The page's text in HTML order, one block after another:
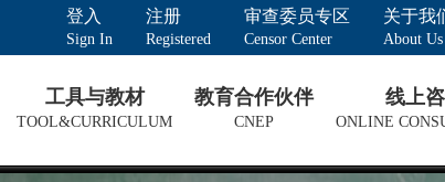
登入
Sign In
注册
Registered
审查委员专区
Censor Center
关于我
About Us
工具与教材
TOOL&CURRICULUM
教育合作伙伴
CNEP
线上
ONLINE